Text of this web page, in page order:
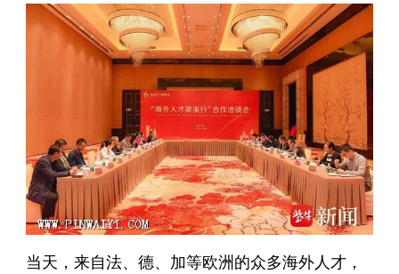
当天，来自法、德、加等欧洲的众多海外人才，